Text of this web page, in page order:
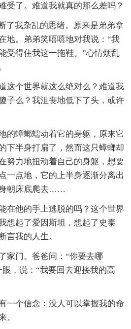
受了。难道我就真的那么差吗？
了我杂乱的思绪。原来是弟弟拿
地。弟弟笑嘻嘻地对我说：“我
受得住我这一拖鞋。”心情烦乱
这个世界就这么绝对么？难道我
子么？我沮丧地低下了头，或许
的蟑螂蠕动着它的身躯，原来它
下半身打扁了，然而这只蟑螂却
努力地扭动着自己的身躯，想要
一点地，它的上半身逐渐分离出
朝床底爬去……
在他的手上逃脱的吗？这个世界
想起了爱因斯坦，想起了史泰
言我的人生。
家门。爸爸问：“你要去哪
，说：“我要回去迎接我的高
一个信念：没人可以掌握我的命
。